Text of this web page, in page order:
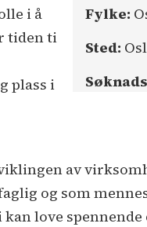
Fylke:
Sted:
i å
tiden ti
plass i
av
og som
love